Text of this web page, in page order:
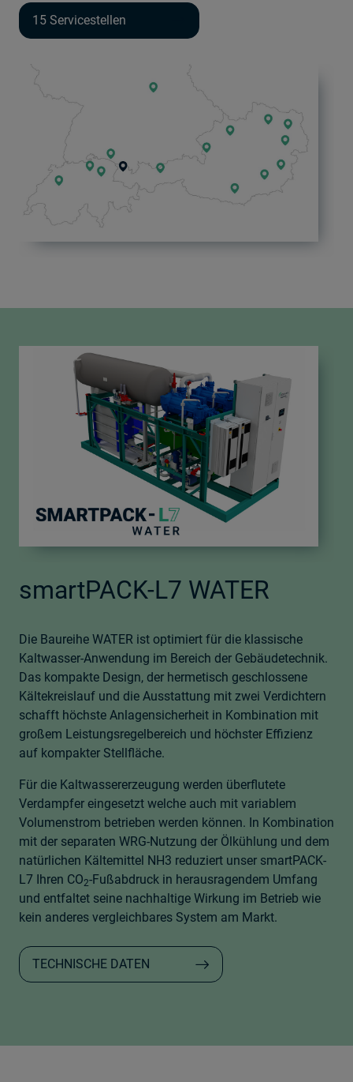
15 Servicestellen
smartPACK-L7 WATER
Die Baureihe WATER ist optimiert für die klassische
Kaltwasser-Anwendung im Bereich der Gebäudetechnik.
Das kompakte Design, der hermetisch geschlossene
Kältekreislauf und die Ausstattung mit zwei Verdichtern
schafft höchste Anlagensicherheit in Kombination mit
großem Leistungsregelbereich und höchster Effizienz
auf kompakter Stellfläche.
Für die Kaltwassererzeugung werden überflutete
Verdampfer eingesetzt welche auch mit variablem
Volumenstrom betrieben werden können. In Kombination
mit der separaten WRG-Nutzung der Ölkühlung und dem
natürlichen Kältemittel NH3 reduziert unser smartPACK-
L7 Ihren CO2-Fußabdruck in herausragendem Umfang
und entfaltet seine nachhaltige Wirkung im Betrieb wie
kein anderes vergleichbares System am Markt.
TECHNISCHE DATEN